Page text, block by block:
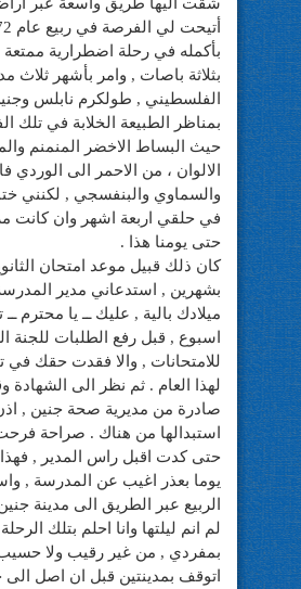
شقت اليها طريق واسعة عبر
بأكمله في رحلة اضطرارية ممتعة ,
بثلاثة باصات , وامر بأشهر ثلاث
الفلسطيني , طولكرم نابلس
بمناظر الطبيعة الخلابة في تلك
حيث البساط الاخضر المنمنم
الالوان ، من الاحمر الى الوردي
والسماوي والبنفسجي , لكنني
في حلقي اربعة اشهر وان كانت
حتى يومنا هذا .
كان ذلك قبيل موعد امتحان
بشهرين , استدعاني مدير
ميلادك بالية , عليك ــ يا محترم ــ
اسبوع , قبل رفع الطلبات للجنة
للامتحانات , والا فقدت حقك في
لهذا العام . ثم نظر الى الشهادة
صادرة من مديرية صحة جنين ,
استبدالها من هناك . صراحة
حتى كدت اقبل راس المدير , فهذا
يوما بعذر اغيب عن المدرسة ,
الربيع عبر الطريق الى مدينة
لم انم ليلتها وانا احلم بتلك
بمفردي , من غير رقيب ولا
اتوقف بمدينتين قبل ان اصل